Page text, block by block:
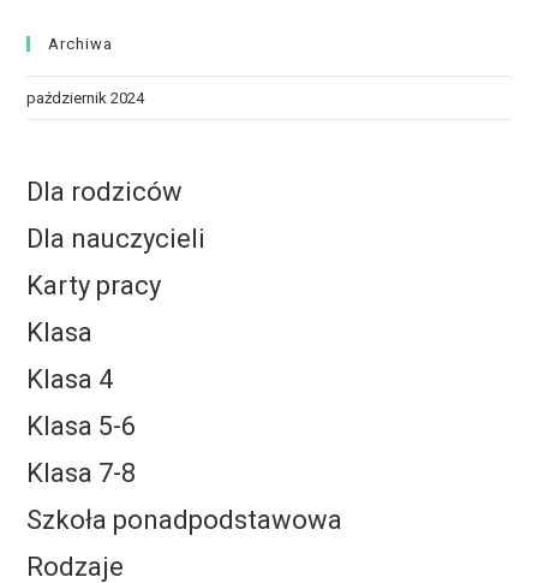
Archiwa
październik 2024
Dla rodziców
Dla nauczycieli
Karty pracy
Klasa
Klasa 4
Klasa 5-6
Klasa 7-8
Szkoła ponadpodstawowa
Rodzaje